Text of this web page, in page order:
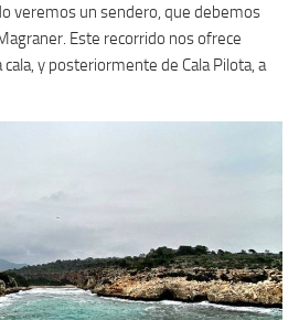
veremos un sendero, que debemos
Este recorrido nos ofrece
y posteriormente de Cala Pilota, a